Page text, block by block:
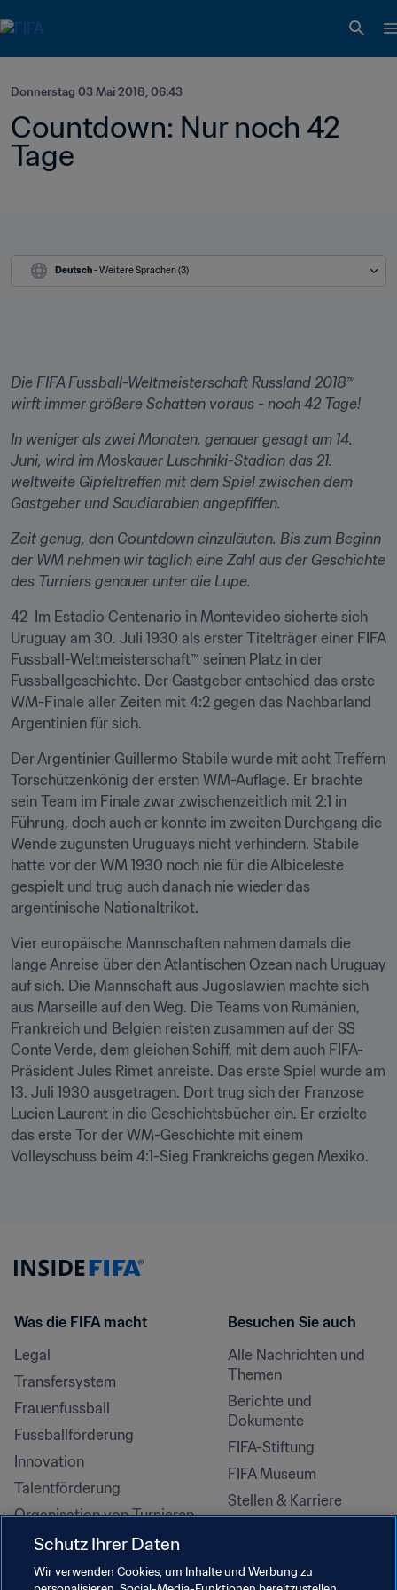
Donnerstag 03 Mai 2018, 06:43
Countdown: Nur noch 42
Tage
Deutsch - Weitere Sprachen (3)
Die FIFA Fussball-Weltmeisterschaft Russland 2018™
wirft immer größere Schatten voraus - noch 42 Tage!
​In weniger als zwei Monaten, genauer gesagt am 14.
Juni, wird im Moskauer Luschniki-Stadion das 21.
weltweite Gipfeltreffen mit dem Spiel zwischen dem
Gastgeber und Saudiarabien angepfiffen.
Zeit genug, den Countdown einzuläuten. Bis zum Beginn
der WM nehmen wir täglich eine Zahl aus der Geschichte
des Turniers genauer unter die Lupe.
42  Im Estadio Centenario in Montevideo sicherte sich
Uruguay am 30. Juli 1930 als erster Titelträger einer FIFA
Fussball-Weltmeisterschaft™ seinen Platz in der
Fussballgeschichte. Der Gastgeber entschied das erste
WM-Finale aller Zeiten mit 4:2 gegen das Nachbarland
Argentinien für sich.
Der Argentinier Guillermo Stabile wurde mit acht Treffern
Torschützenkönig der ersten WM-Auflage. Er brachte
sein Team im Finale zwar zwischenzeitlich mit 2:1 in
Führung, doch auch er konnte im zweiten Durchgang die
Wende zugunsten Uruguays nicht verhindern. Stabile
hatte vor der WM 1930 noch nie für die Albiceleste
gespielt und trug auch danach nie wieder das
argentinische Nationaltrikot.
Vier europäische Mannschaften nahmen damals die
lange Anreise über den Atlantischen Ozean nach Uruguay
auf sich. Die Mannschaft aus Jugoslawien machte sich
aus Marseille auf den Weg. Die Teams von Rumänien,
Frankreich und Belgien reisten zusammen auf der SS
Conte Verde, dem gleichen Schiff, mit dem auch FIFA-
Präsident Jules Rimet anreiste. Das erste Spiel wurde am
13. Juli 1930 ausgetragen. Dort trug sich der Franzose
Lucien Laurent in die Geschichtsbücher ein. Er erzielte
das erste Tor der WM-Geschichte mit einem
Volleyschuss beim 4:1-Sieg Frankreichs gegen Mexiko.
Was die FIFA macht
Legal
Transfersystem
Frauenfussball
Fussballförderung
Innovation
Talentförderung
Organisation von Turnieren
Nachhaltigkeit
Menschenrechte und
Besuchen Sie auch
Alle Nachrichten und
Themen
Berichte und
Dokumente
FIFA-Stiftung
FIFA Museum
Stellen & Karriere
Schutz Ihrer Daten
Wir verwenden Cookies, um Inhalte und Werbung zu